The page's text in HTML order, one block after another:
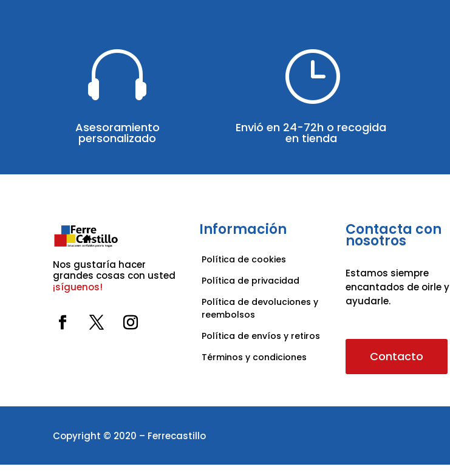

Asesoramiento
personalizado
}
Envió en 24-72h o recogida
en tienda
Nos gustaría hacer
¡síguenos!
Información
Política de cookies
Política de privacidad
Política de devoluciones y
reembolsos
Política de envíos y retiros
Términos y condiciones
Contacta con
nosotros
Estamos siempre
encantados de oirle y
ayudarle.
Contacto
Copyright © 2020 – Ferrecastillo